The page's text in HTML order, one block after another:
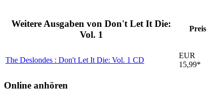
Weitere Ausgaben von Don't Let It Die:
Vol. 1
Preis
The Deslondes : Don't Let It Die: Vol. 1 CD
EUR
15,99*
Online anhören